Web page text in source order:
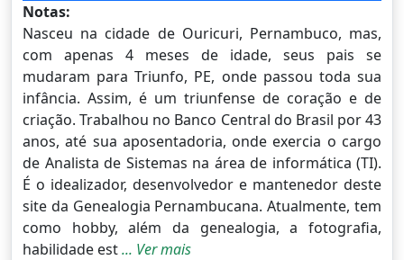
Notas:
Nasceu na cidade de Ouricuri, Pernambuco, mas,
com apenas 4 meses de idade, seus pais se
mudaram para Triunfo, PE, onde passou toda sua
infância. Assim, é um triunfense de coração e de
criação. Trabalhou no Banco Central do Brasil por 43
anos, até sua aposentadoria, onde exercia o cargo
de Analista de Sistemas na área de informática (TI).
É o idealizador, desenvolvedor e mantenedor deste
site da Genealogia Pernambucana. Atualmente, tem
como hobby, além da genealogia, a fotografia,
habilidade est... Ver mais